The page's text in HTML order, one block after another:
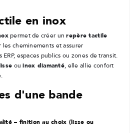
en inox
permet de créer unrepère tactile
les cheminements et assurer
ERP, espaces publics ou zones de transit.
ouinox diamanté, elle allie confort
d'une bande
– finition au choix (lisse ou